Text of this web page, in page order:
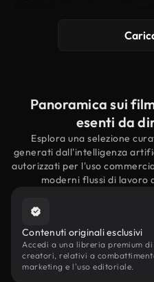
Panoramica sui
esenti da
Esplora una selezione
generati dall'intelligenza
autorizzati per l'uso
moderni flussi di lavoro
Contenuti originali esclusivi
Accedi a una libreria premium
creatori, relativi a
marketing e l'uso editoriale.